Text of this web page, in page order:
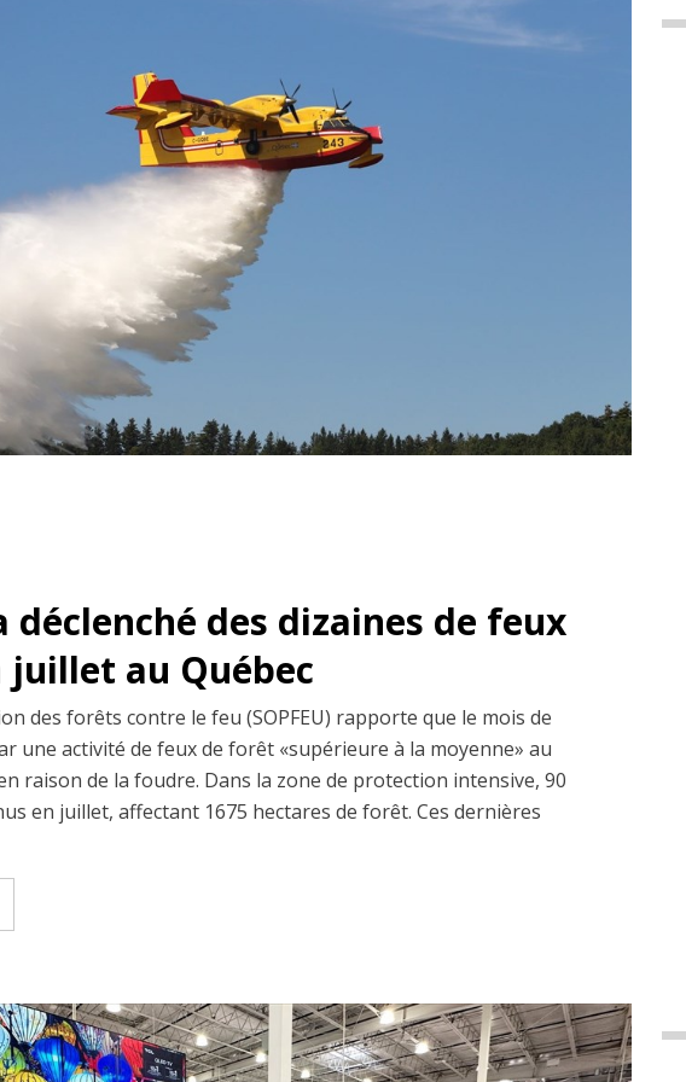
déclenché des dizaines de feux
au Québec
des forêts contre le feu (SOPFEU) rapporte que le mois de
une activité de feux de forêt «supérieure à la moyenne» au
raison de la foudre. Dans la zone de protection intensive, 90
en juillet, affectant 1675 hectares de forêt. Ces dernières